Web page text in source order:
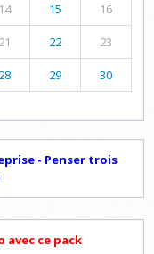
14 15 16
21 22 23
28 29
30
- Penser trois
avec ce pack